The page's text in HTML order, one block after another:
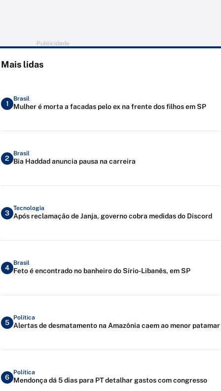
Publicidade
Mais lidas
1
Brasil
Mulher é morta a facadas pelo ex na frente dos filhos em SP
2
Brasil
Bia Haddad anuncia pausa na carreira
3
Tecnologia
Após reclamação de Janja, governo cobra medidas do Discord
4
Brasil
Feto é encontrado no banheiro do Sírio-Libanês, em SP
5
Política
Alertas de desmatamento na Amazônia caem ao menor patamar
6
Política
Mendonça dá 5 dias para PT detalhar gastos com congresso